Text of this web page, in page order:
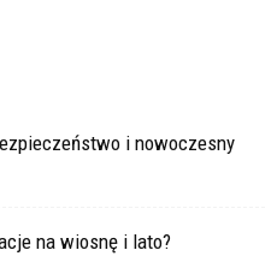
i nowoczesny
na wiosnę i lato?